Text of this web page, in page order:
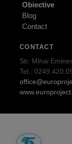
Obiective
Blog
Contact
CONTACT
Str. Mihai
Tel.: